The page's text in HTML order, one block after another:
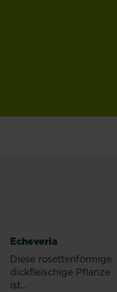
Echeveria
Diese rosettenförmige
dickfleischige Pflanze
ist...